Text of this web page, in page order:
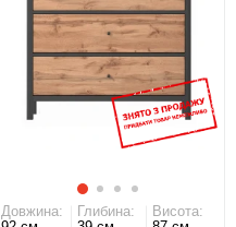
Довжина:
Глибина:
Висота: